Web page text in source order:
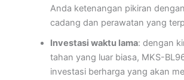
Anda ketenangan pikiran
cadang dan perawatan yang
Investasi waktu lama: dengan
tahan yang luar biasa, MKS-
investasi berharga yang akan